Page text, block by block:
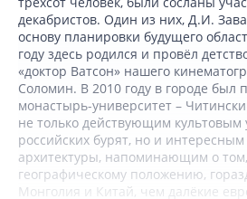
декабристов. Один из них, Д.И.
основу планировки будущего
году здесь родился и провёл
«доктор Ватсон» нашего
Соломин. В 2010 году в городе был
монастырь-университет –
не только действующим
российских бурят, но и
архитектуры, напоминающим о
географическому положению,
Монголия и Китай, чем далёкие